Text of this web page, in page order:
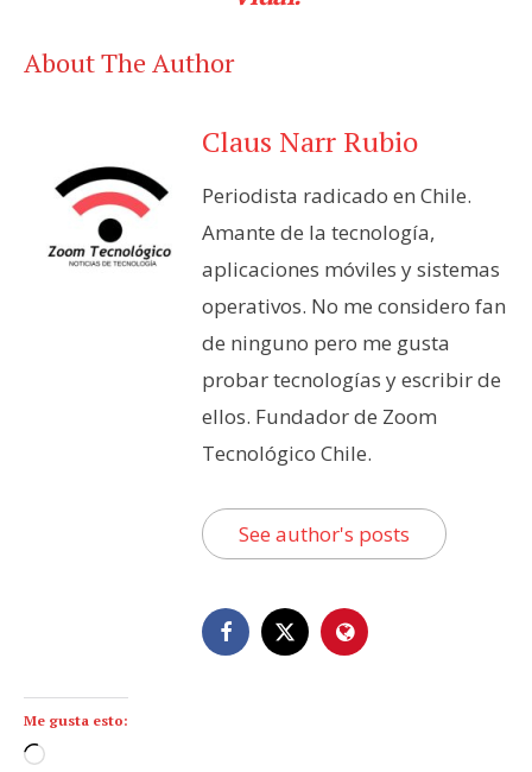
About The Author
Claus Narr Rubio
Periodista radicado en Chile.
Amante de la tecnología,
aplicaciones móviles y sistemas
operativos. No me considero fan
de ninguno pero me gusta
probar tecnologías y escribir de
ellos. Fundador de Zoom
Tecnológico Chile.
See author's posts
Me gusta esto:
C